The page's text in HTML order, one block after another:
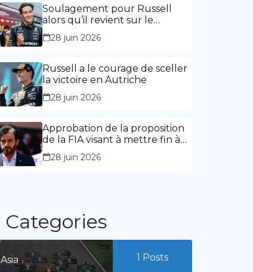
l’expérience »
Soulagement pour Russell
alors qu’il revient sur le
chemin de la victoire
28 juin 2026
Russell a le courage de sceller
la victoire en Autriche
28 juin 2026
Approbation de la proposition
de la FIA visant à mettre fin à
la limitation des mandats de
présidence
28 juin 2026
Categories
Asia 1 Posts